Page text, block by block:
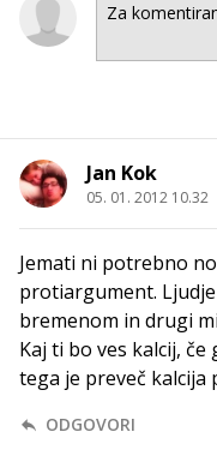
Jan Kok
05. 01. 2012 10.32
Jemati ni potrebno
protiargument.
bremenom in drugi
Kaj ti bo ves kalcij,
tega je preveč kalcija
ODGOVORI